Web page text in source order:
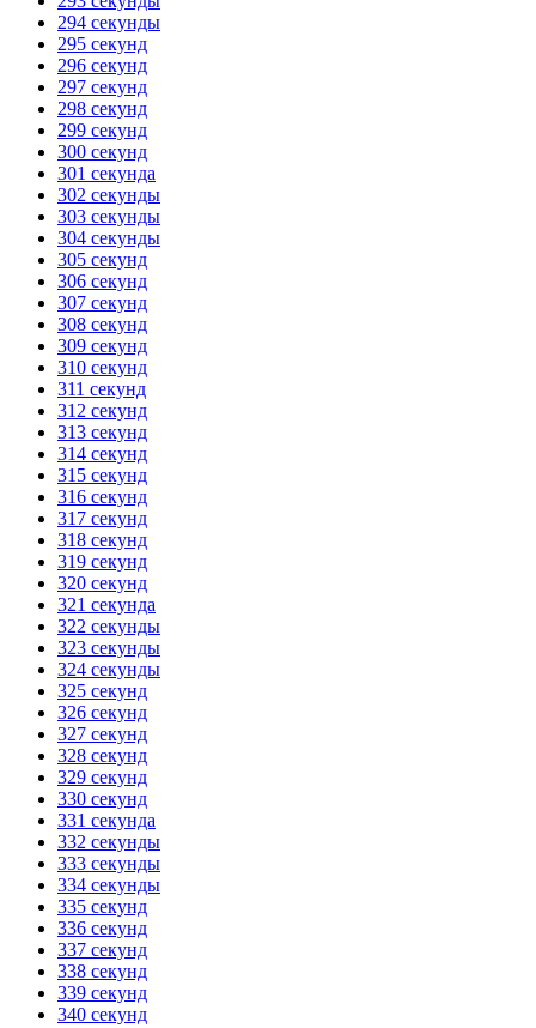
294 секунды
295 секунд
296 секунд
297 секунд
298 секунд
299 секунд
300 секунд
301 секунда
302 секунды
303 секунды
304 секунды
305 секунд
306 секунд
307 секунд
308 секунд
309 секунд
310 секунд
311 секунд
312 секунд
313 секунд
314 секунд
315 секунд
316 секунд
317 секунд
318 секунд
319 секунд
320 секунд
321 секунда
322 секунды
323 секунды
324 секунды
325 секунд
326 секунд
327 секунд
328 секунд
329 секунд
330 секунд
331 секунда
332 секунды
333 секунды
334 секунды
335 секунд
336 секунд
337 секунд
338 секунд
339 секунд
340 секунд